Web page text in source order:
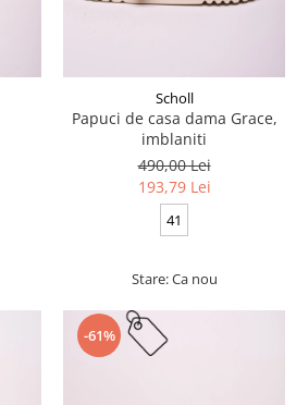
Scholl
Papuci de casa dama Grace,
imblaniti
490,00 Lei
193,79 Lei
41
Stare: Ca nou
-61%